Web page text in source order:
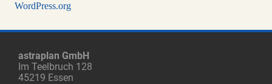
WordPress.org
astraplan GmbH
Im Teelbruch 128
45219 Essen